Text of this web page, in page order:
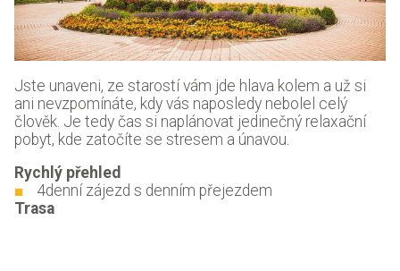
Jste unaveni, ze starostí vám jde hlava kolem a už si
ani nevzpomínáte, kdy vás naposledy nebolel celý
člověk. Je tedy čas si naplánovat jedinečný relaxační
pobyt, kde zatočíte se stresem a únavou.
Rychlý přehled
4denní zájezd s denním přejezdem
Trasa